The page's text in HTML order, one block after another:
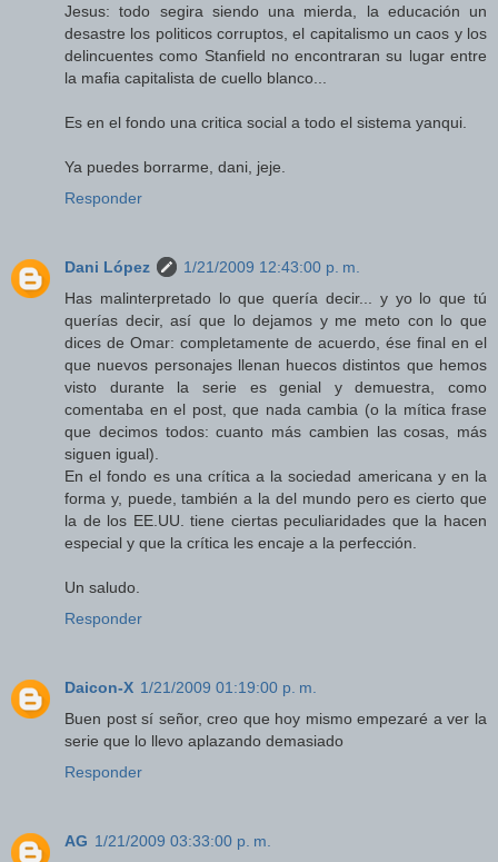
Jesus: todo segira siendo una mierda, la educación un
desastre los politicos corruptos, el capitalismo un caos y los
delincuentes como Stanfield no encontraran su lugar entre
la mafia capitalista de cuello blanco...
Es en el fondo una critica social a todo el sistema yanqui.
Ya puedes borrarme, dani, jeje.
Responder
Dani López
1/21/2009 12:43:00 p. m.
Has malinterpretado lo que quería decir... y yo lo que tú
querías decir, así que lo dejamos y me meto con lo que
dices de Omar: completamente de acuerdo, ése final en el
que nuevos personajes llenan huecos distintos que hemos
visto durante la serie es genial y demuestra, como
comentaba en el post, que nada cambia (o la mítica frase
que decimos todos: cuanto más cambien las cosas, más
siguen igual).
En el fondo es una crítica a la sociedad americana y en la
forma y, puede, también a la del mundo pero es cierto que
la de los EE.UU. tiene ciertas peculiaridades que la hacen
especial y que la crítica les encaje a la perfección.
Un saludo.
Responder
Daicon-X 1/21/2009 01:19:00 p. m.
Buen post sí señor, creo que hoy mismo empezaré a ver la
serie que lo llevo aplazando demasiado
Responder
AG 1/21/2009 03:33:00 p. m.